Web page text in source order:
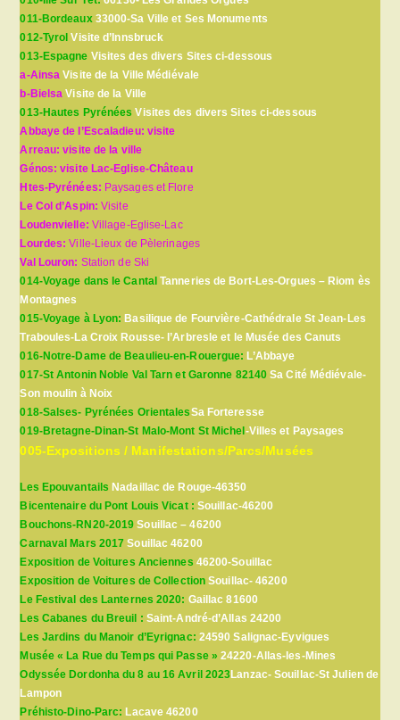
011-Bordeaux33000-Sa Ville et Ses Monuments
012-Tyrol Visite d’Innsbruck
013-Espagne Visites des divers Sites ci-dessous
a-Ainsa Visite de la Ville Médiévale
b-Bielsa Visite de la Ville
013-Hautes Pyrénées Visites des divers Sites ci-dessous
Abbaye de l’Escaladieu: visite
Arreau: visite de la ville
Génos: visite Lac-Eglise-Château
Htes-Pyrénées: Paysages et Flore
Le Col d’Aspin:Visite
Loudenvielle: Village-Eglise-Lac
Lourdes:Ville-Lieux de Pèlerinages
Val Louron: Station de Ski
014-Voyage dans le Cantal Tanneries de Bort-Les-Orgues – Riom ès
Montagnes
015-Voyage à Lyon: Basilique de Fourvière-Cathédrale St Jean-Les
Traboules-La Croix Rousse- l’Arbresle et le Musée des Canuts
016-Notre-Dame de Beaulieu-en-Rouergue: L’Abbaye
017-St Antonin Noble Val Tarn et Garonne 82140 Sa Cité Médiévale-
Son moulin à Noix
018-Salses- Pyrénées OrientalesSa Forteresse
019-Bretagne-Dinan-St Malo-Mont St Michel -Villes et Paysages
005-Expositions / Manifestations/Parcs/Musées
Les Epouvantails Nadaillac de Rouge-46350
Bicentenaire du Pont Louis Vicat : Souillac-46200
Bouchons-RN20-2019Souillac – 46200
Carnaval Mars 2017 Souillac 46200
Exposition de Voitures Anciennes 46200-Souillac
Exposition de Voitures de Collection Souillac- 46200
Le Festival des Lanternes 2020: Gaillac 81600
Les Cabanes du Breuil : Saint-André-d’Allas 24200
Les Jardins du Manoir d’Eyrignac: 24590 Salignac-Eyvigues
Musée « La Rue du Temps qui Passe » 24220-Allas-les-Mines
Odyssée Dordonha du 8 au 16 Avril 2023Lanzac- Souillac-St Julien de
Lampon
Préhisto-Dino-Parc: Lacave 46200